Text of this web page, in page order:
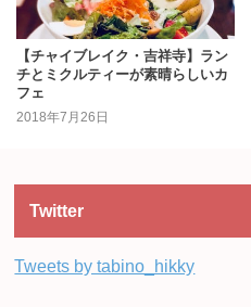
【チャイブレイク・吉祥寺】ラン
チとミクルティーが素晴らしいカ
フェ
2018年7月26日
Twitter
Tweets by tabino_hikky